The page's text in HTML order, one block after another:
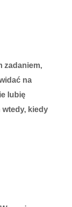
zadaniem,
na
lubię
kiedy